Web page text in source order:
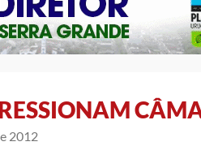
2012